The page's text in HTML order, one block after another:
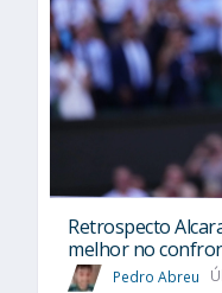
Retrospecto
melhor no
Pedro Abreu